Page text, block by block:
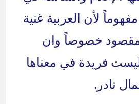
لأن العربية غنية
خصوصاً وان
فريدة في معناها
نادر.